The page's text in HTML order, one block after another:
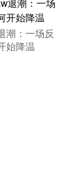
潮：一场反
始降温